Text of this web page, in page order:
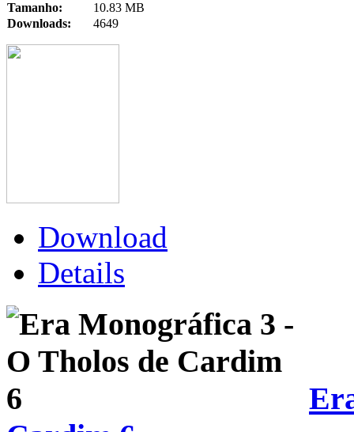
Tamanho:
10.83 MB
Downloads:
4649
Download
Details